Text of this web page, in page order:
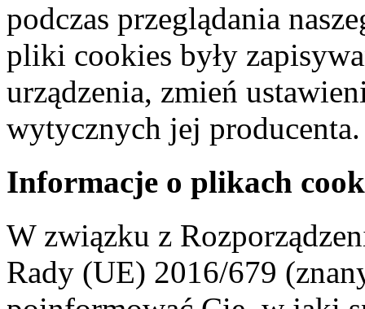
podczas przeglądania
pliki cookies były
urządzenia, zmień
wytycznych jej producenta.
Informacje o plikach
W związku z
Rady (UE) 2016/679